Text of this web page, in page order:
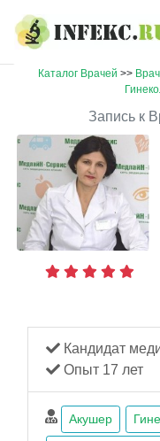
Каталог Врачей >>
Запись к
Кандидат
Опыт 17 лет
Акушер